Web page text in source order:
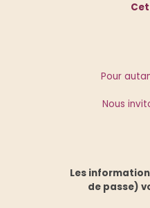
Cette
Pour
Nous
Les
de passe)